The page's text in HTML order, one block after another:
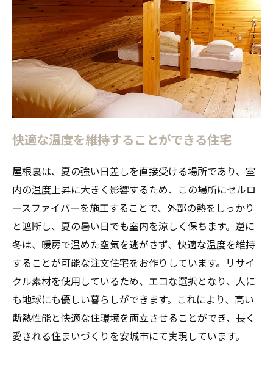
快適な温度を維持することができる住宅
屋根裏は、夏の強い日差しを直接受ける場所であり、室
内の温度上昇に大きく影響するため、この場所にセルロ
ースファイバーを施工することで、外部の熱をしっかり
と遮断し、夏の暑い日でも室内を涼しく保ちます。逆に
冬は、暖房で温めた空気を逃がさず、快適な温度を維持
することが可能な注文住宅をお作りしています。リサイ
クル素材を使用しているため、エコな選択となり、人に
も地球にも優しい暮らしができます。これにより、高い
断熱性能と快適な住環境を両立させることができ、長く
愛される住まいづくりを安城市にて実現しています。